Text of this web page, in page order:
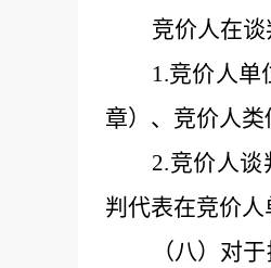
竞价人在谈
1.竞价人单
章）、竞价人类
2.竞价人谈
判代表在竞价人
（八）对